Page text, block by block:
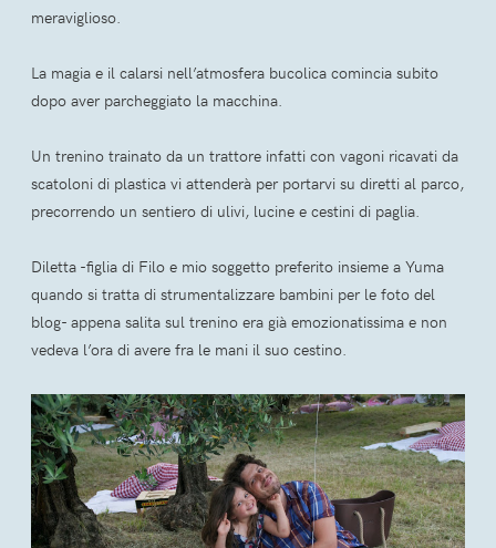
meraviglioso.
La magia e il calarsi nell’atmosfera bucolica comincia subito
dopo aver parcheggiato la macchina.
Un trenino trainato da un trattore infatti con vagoni ricavati da
scatoloni di plastica vi attenderà per portarvi su diretti al parco,
precorrendo un sentiero di ulivi, lucine e cestini di paglia.
Diletta -figlia di Filo e mio soggetto preferito insieme a Yuma
quando si tratta di strumentalizzare bambini per le foto del
blog- appena salita sul trenino era già emozionatissima e non
vedeva l’ora di avere fra le mani il suo cestino.